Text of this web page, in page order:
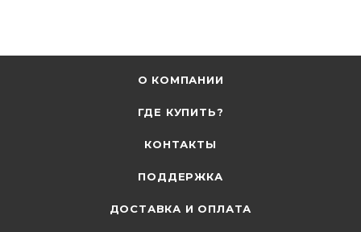
О КОМПАНИИ
ГДЕ КУПИТЬ?
КОНТАКТЫ
ПОДДЕРЖКА
ДОСТАВКА И ОПЛАТА